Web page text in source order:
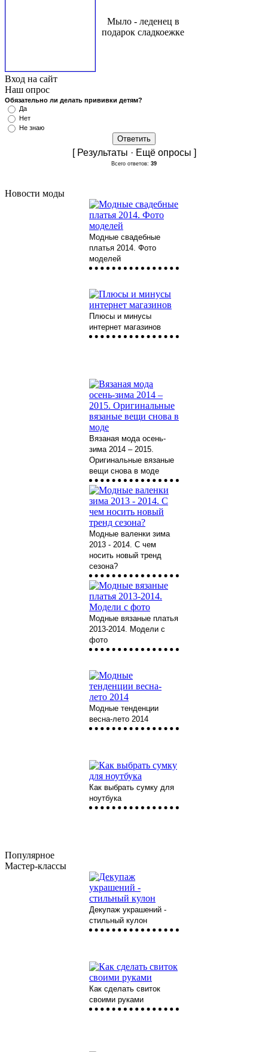
Мыло - леденец в
подарок сладкоежке
Вход на сайт
Наш опрос
Обязательно ли делать прививки детям?
Да
Нет
Не знаю
[ Результаты · Ещё опросы ]
Всего ответов: 39
Новости моды
Модные свадебные
платья 2014. Фото
моделей
Плюсы и минусы
интернет магазинов
Вязаная мода осень-
зима 2014 – 2015.
Оригинальные вязаные
вещи снова в моде
Модные валенки зима
2013 - 2014. С чем
носить новый тренд
сезона?
Модные вязаные платья
2013-2014. Модели с
фото
Модные тенденции
весна-лето 2014
Как выбрать сумку для
ноутбука
Популярное
Мастер-классы
Декупаж украшений -
стильный кулон
Как сделать свиток
своими руками